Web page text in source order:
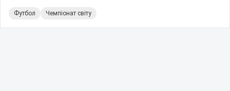
Футбол Чемпіонат світу